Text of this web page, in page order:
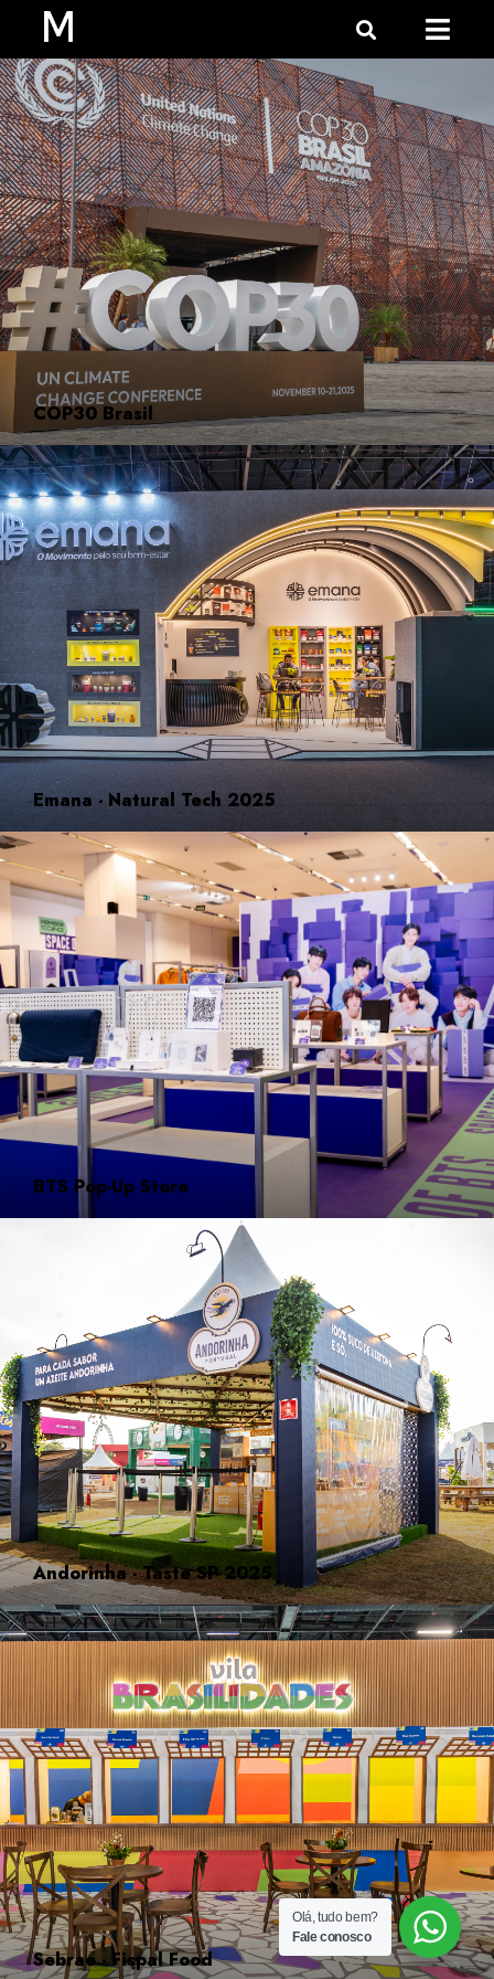
COP30 Brasil
Emana - Natural Tech 2025
BTS Pop-Up Store
Andorinha - Taste SP 2025
Sebrae - Fispal Food
Olá, tudo bem?
Fale conosco